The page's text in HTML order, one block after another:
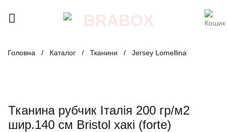
Головна / Каталог / Тканини / Jersey Lomellina
Тканина рубчик Італія 200 гр/м2
шир.140 см Bristol хакі (forte)